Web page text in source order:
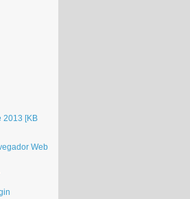
2013 [KB
Web